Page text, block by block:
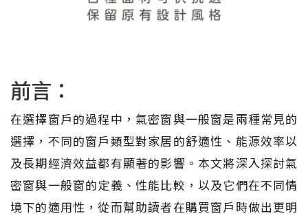
前言：
在選擇窗戶的過程中，氣密窗與一般窗是兩種常見的
選擇，不同的窗戶類型對家居的舒適性、能源效率以
及長期經濟效益都有顯著的影響。本文將深入探討氣
密窗與一般窗的定義、性能比較，以及它們在不同情
境下的適用性，從而幫助讀者在購買窗戶時做出更明